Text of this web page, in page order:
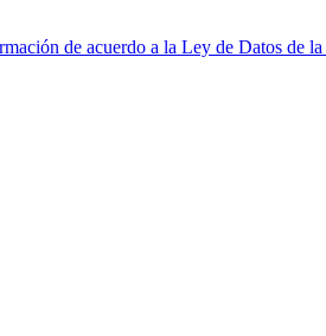
de acuerdo a la Ley de Datos de